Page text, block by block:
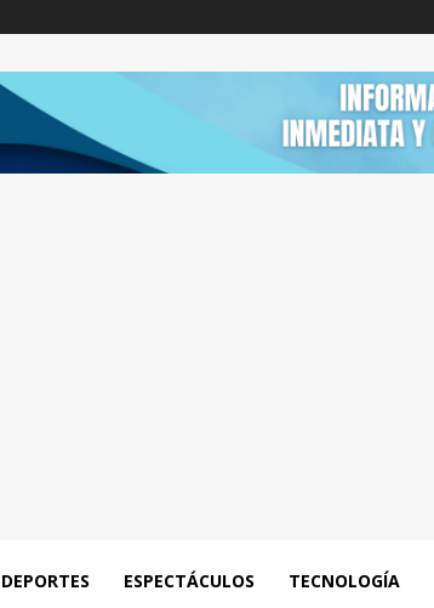
DEPORTES ESPECTÁCULOS TECNOLOGÍA